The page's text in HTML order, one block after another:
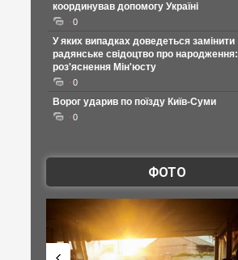
координував допомогу Україні
0
У яких випадках доведеться замінити
радянське свідоцтво про народження:
роз'яснення Мін'юсту
0
Ворог ударив по поїзду Київ-Суми
0
ФОТО